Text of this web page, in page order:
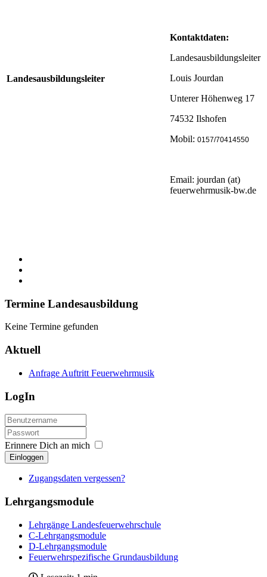
Landesausbildungsleiter
Kontaktdaten:
Landesausbildungsleiter
Louis Jourdan
Unterer Höhenweg 17
74532 Ilshofen
Mobil: 0157/70414550
Email: jourdan (at)
feuerwehrmusik-bw.de
Termine Landesausbildung
Keine Termine gefunden
Aktuell
Anfrage Auftritt Feuerwehrmusik
LogIn
Erinnere Dich an mich
Einloggen
Zugangsdaten vergessen?
Lehrgangsmodule
Lehrgänge Landesfeuerwehrschule
C-Lehrgangsmodule
D-Lehrgangsmodule
Feuerwehrspezifische Grundausbildung